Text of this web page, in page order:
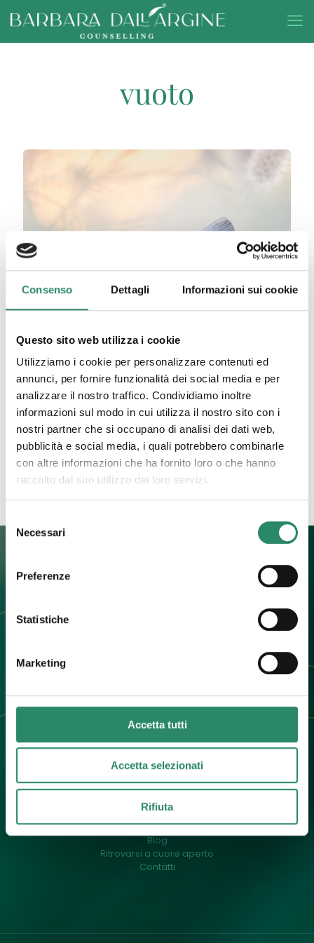
Consenso Dettagli Informazioni sui cookie
Questo sito web utilizza i cookie
Utilizziamo i cookie per personalizzare contenuti ed
annunci, per fornire funzionalità dei social media e per
analizzare il nostro traffico. Condividiamo inoltre
informazioni sul modo in cui utilizza il nostro sito con i
nostri partner che si occupano di analisi dei dati web,
pubblicità e social media, i quali potrebbero combinarle
con altre informazioni che ha fornito loro o che hanno
raccolto dal suo utilizzo dei loro servizi.
delNecessari
Preferenze
Statistiche
Marketing
Accetta tutti
Accetta selezionati
Rifiuta
vuoto
6 Ottobre 2025
La grande trasformatrice
Ci sono argomenti che spesso vengono tenuti a
distanza, che pur facendo parte della nostra
esistenza, tendiamo a rimuovere, a guardare solo
se in qualche modo[…]
Leggi tutto
Un pò di me
Cos’è il counselling
Il mio approccio
Blog
Ritrovarsi a cuore aperto
Contatti